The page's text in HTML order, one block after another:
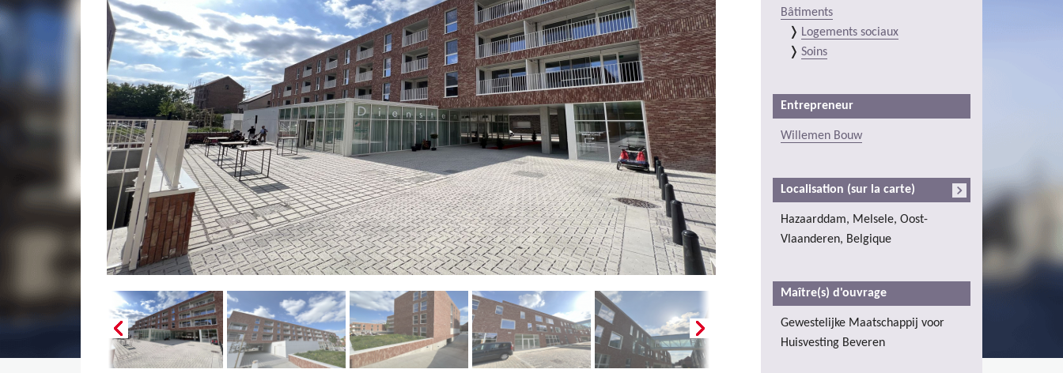
Bâtiments
Logements sociaux
Soins
Entrepreneur
Willemen Bouw
Localisation (sur la carte)
Hazaarddam, Melsele, Oost-
Vlaanderen, Belgique
Maître(s) d'ouvrage
Gewestelijke Maatschappij voor
Huisvesting Beveren